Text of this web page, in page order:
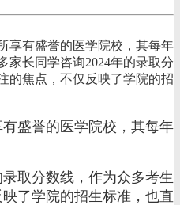
享有盛誉的医学院校，其每年
家长同学咨询2024年的录取分
的焦点，不仅反映了学院的招
盛誉的医学院校，其每年
取分数线，作为众多考生
了学院的招生标准，也直